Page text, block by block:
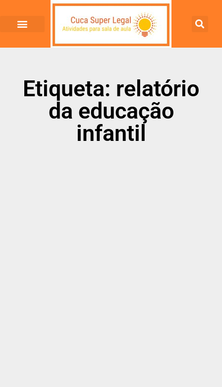
Etiqueta: relatório
da educação
infantil